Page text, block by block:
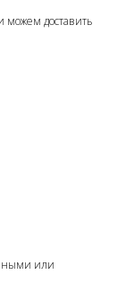
можем доставить
или